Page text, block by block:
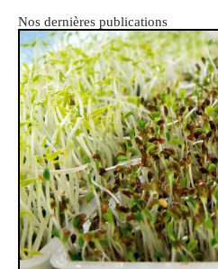
Nos dernières publications